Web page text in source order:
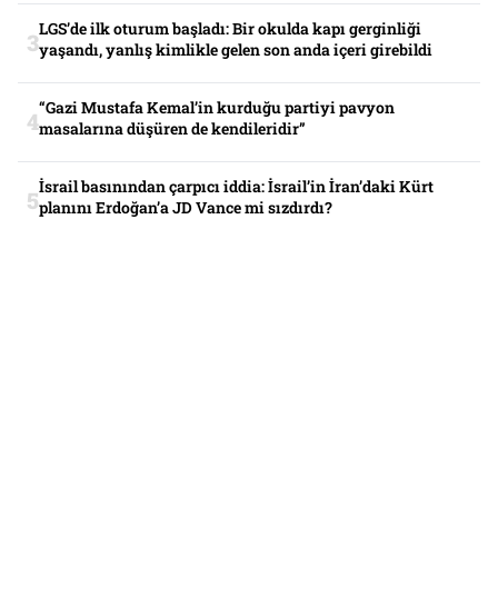
LGS’de ilk oturum başladı: Bir okulda kapı gerginliği
yaşandı, yanlış kimlikle gelen son anda içeri girebildi
“Gazi Mustafa Kemal’in kurduğu partiyi pavyon
masalarına düşüren de kendileridir”
İsrail basınından çarpıcı iddia: İsrail’in İran’daki Kürt
planını Erdoğan’a JD Vance mi sızdırdı?